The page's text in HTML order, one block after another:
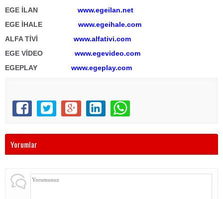
EGE İLAN www.egeilan.net
EGE İHALE www.egeihale.com
ALFA TİVİ www.alfativi.com
EGE VİDEO www.egevideo.com
EGEPLAY www.egeplay.com
Yorumlar